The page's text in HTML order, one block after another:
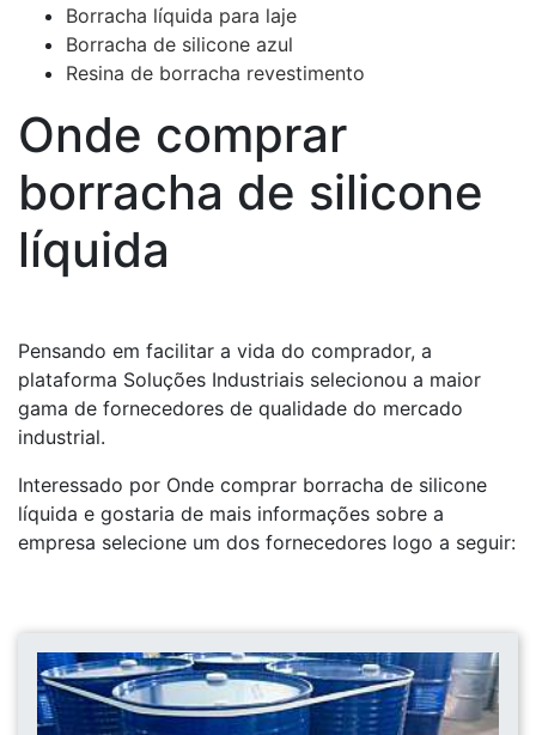
Borracha líquida para laje
Borracha de silicone azul
Resina de borracha revestimento
Onde comprar
borracha de silicone
líquida
Pensando em facilitar a vida do comprador, a
plataforma Soluções Industriais selecionou a maior
gama de fornecedores de qualidade do mercado
industrial.
Interessado por Onde comprar borracha de silicone
líquida e gostaria de mais informações sobre a
empresa selecione um dos fornecedores logo a seguir: